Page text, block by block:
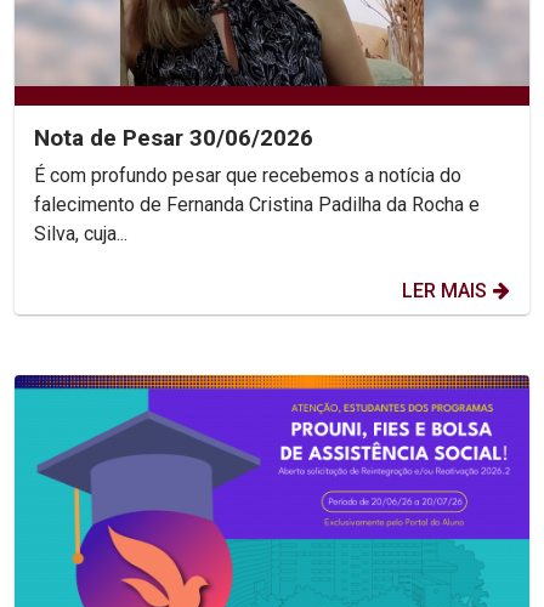
Nota de Pesar 30/06/2026
É com profundo pesar que recebemos a notícia do
falecimento de Fernanda Cristina Padilha da Rocha e
Silva, cuja...
LER MAIS